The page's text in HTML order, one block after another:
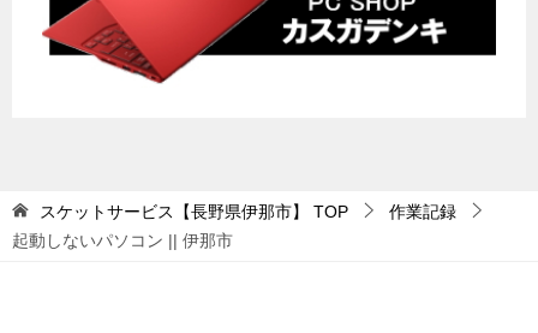
スケットサービス【長野県伊那市】 TOP
作業記録
起動しないパソコン || 伊那市